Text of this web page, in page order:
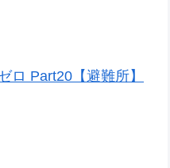
ロ Part20【避難所】